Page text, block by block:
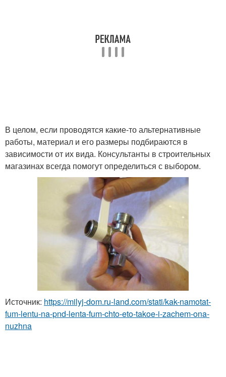
В целом, если проводятся какие-то альтернативные
работы, материал и его размеры подбираются в
зависимости от их вида. Консультанты в строительных
магазинах всегда помогут определиться с выбором.
Источник: https://milyj-dom.ru-land.com/stati/kak-namotat-
fum-lentu-na-pnd-lenta-fum-chto-eto-takoe-i-zachem-ona-
nuzhna